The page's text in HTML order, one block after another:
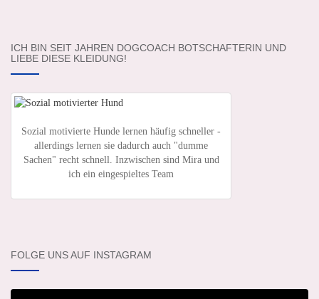
ICH BIN SEIT JAHREN DOGCOACH BOTSCHAFTERIN UND
LIEBE DIESE KLEIDUNG!
Sozial motivierte Hunde lernen häufig schneller -
allerdings lernen sie dadurch auch "dumme
Sachen" recht schnell. Inzwischen sind Mira und
ich ein eingespieltes Team
FOLGE UNS AUF INSTAGRAM